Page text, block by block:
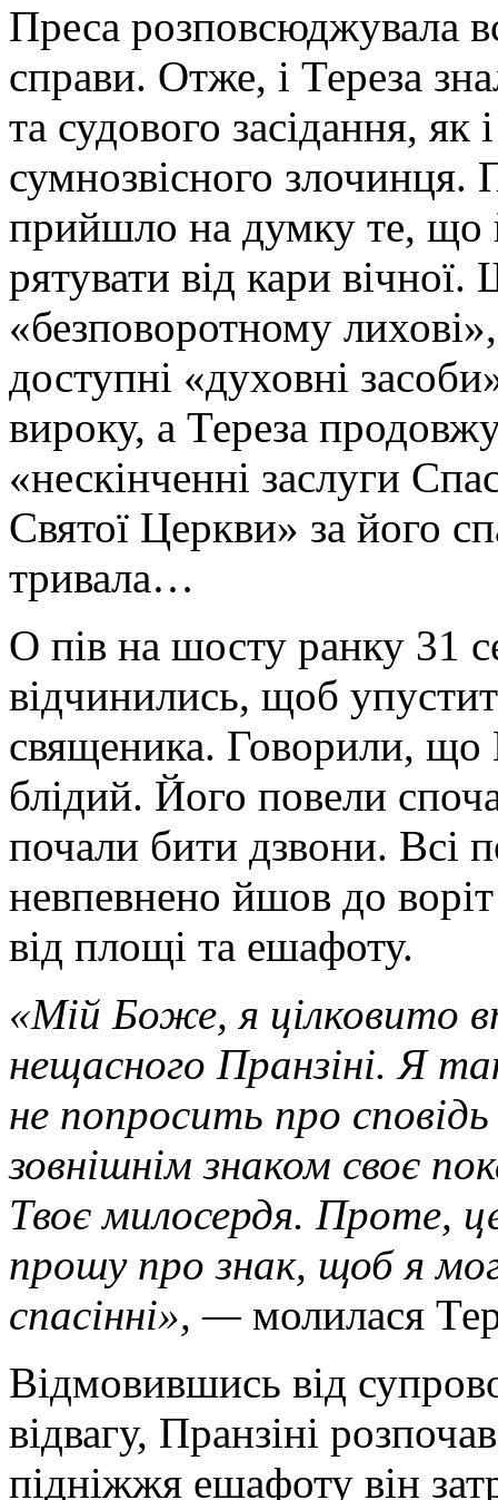
Преса розповсюджувала
справи. Отже, і Тереза
та судового засідання, як
сумнозвісного
прийшло на думку те, що
рятувати від кари
«безповоротному
доступні «духовні
вироку, а Тереза
«нескінченні заслуги
Святої Церкви» за його
тривала…
О пів на шосту ранку 31
відчинились, щоб
священика. Говорили, що
блідий. Його повели
почали бити дзвони. Всі
невпевнено йшов до
від площі та ешафоту.
«Мій Боже, я цілковито
нещасного Пранзіні. Я
не попросить про
зовнішнім знаком своє
Твоє милосердя. Проте,
прошу про знак, щоб я
спасінні», — молилася
Відмовившись від
відвагу, Пранзіні
підніжжя ешафоту він